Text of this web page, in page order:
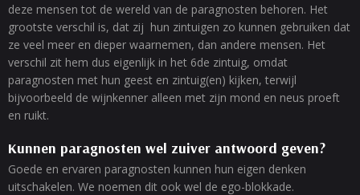
deze mensen tot de wereld van de paragnosten behoren. Het
grootste verschil is, dat zij hun zintuigen zo kunnen gebruiken dat
ze veel meer en dieper waarnemen, dan andere mensen. Het
verschil zit hem dus eigenlijk in het 6de zintuig, omdat
paragnosten met hun geest en zintuig(en) kijken, terwijl
bijvoorbeeld de wijnkenner alleen met zijn mond en neus proeft
en ruikt.
Kunnen paragnosten wel zuiver antwoord geven?
Goede en ervaren paragnosten kunnen hun eigen denken
uitschakelen. We noemen dit ook wel de ego-blokkade.